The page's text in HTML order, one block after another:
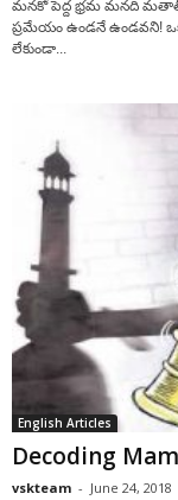
మనకో పెద్ద భ్రమ మనది
ప్రమేయం ఉండనే ఉండవని!
లేకుండా...
English Articles
Decoding
vskteam - June 24, 2018